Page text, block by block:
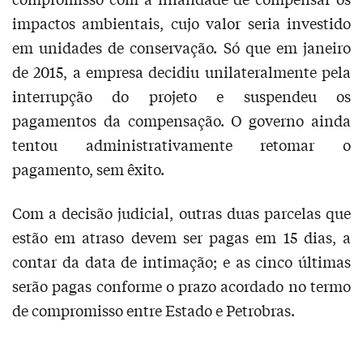
impactos ambientais, cujo valor seria investido
em unidades de conservação. Só que em janeiro
de 2015, a empresa decidiu unilateralmente pela
interrupção do projeto e suspendeu os
pagamentos da compensação. O governo ainda
tentou administrativamente retomar o
pagamento, sem êxito.
Com a decisão judicial, outras duas parcelas que
estão em atraso devem ser pagas em 15 dias, a
contar da data de intimação; e as cinco últimas
serão pagas conforme o prazo acordado no termo
de compromisso entre Estado e Petrobras.